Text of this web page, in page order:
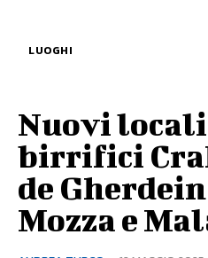
LUOGHI
Nuovi
birrifici
de
Mozza e